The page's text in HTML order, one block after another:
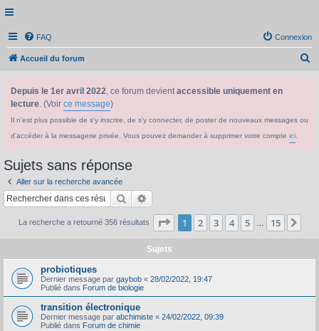
FAQ Connexion
Accueil du forum
Depuis le 1er avril 2022, ce forum devientaccessible uniquement en
lecture. (Voir ce message)
Il n'est plus possible de s'y inscrire, de s'y connecter, de poster de nouveaux messages ou
d'accéder à la messagerie privée. Vous pouvez demander à supprimer votre compte ici
Sujets sans réponse
Aller sur la recherche avancée
Rechercher
La recherche a retourné 356 résultats Page 1sur15
1 2 3 4 5 15
Sujets
probiotiques
Dernier message par gaybob « 28/02/2022, 19:47
Publié dans Forum de biologie
transition électronique
Dernier message par abchimiste « 24/02/2022, 09:39
Publié dans Forum de chimie